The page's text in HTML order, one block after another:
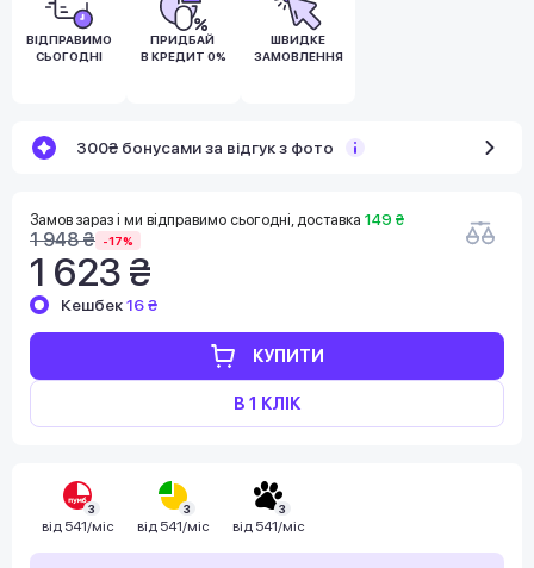
ВІДПРАВИМО
СЬОГОДНІ
ПРИДБАЙ
В КРЕДИТ 0%
ШВИДКЕ
ЗАМОВЛЕННЯ
300₴ бонусами за відгук з фото
Замов зараз і ми відправимо сьогодні, доставка 149 ₴
1 948 ₴ -17%
1 623 ₴
КУПИТИ
В 1 КЛІК
Кешбек16 ₴
3
від 541/міс
3
від 541/міс
3
від 541/міс